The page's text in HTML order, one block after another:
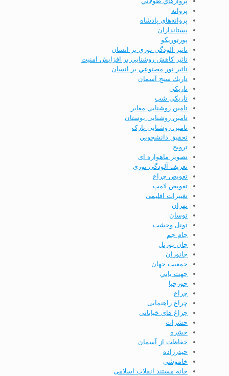
پروانه
پروانه‌های پادشاه
پستانداران
پورتوریکو
تاثير آلودگي نوري بر انسان
تاثير كاهش روشنايي بر افزايش امنيت
تاثير نور مصنوعي بر انسان
تاريك سنج آسمان
تاریکی
تاریکی شب
تامين روشنايي معابر
تامین روشنایی بوستان
تامین روشنایی پارک
تحقيق دانشجويي
ترویج
تصویر ماهواره ای
تعریف آلودگی نوری
تعویض چراغ
تعویض لامپ
تغییرات اقلیمی
تهران
توسان
تونل وحشت
جام جم
جان بورتل
جانوران
جمعيت جهان
جهت يابي
جورجيا
چراغ
چراغ راهنمایی
چراغ های خیابانی
حشرات
حشره
حفاظت از آسمان
حيدرزاده
خاموشی
خانه مستند انقلاب اسلامی